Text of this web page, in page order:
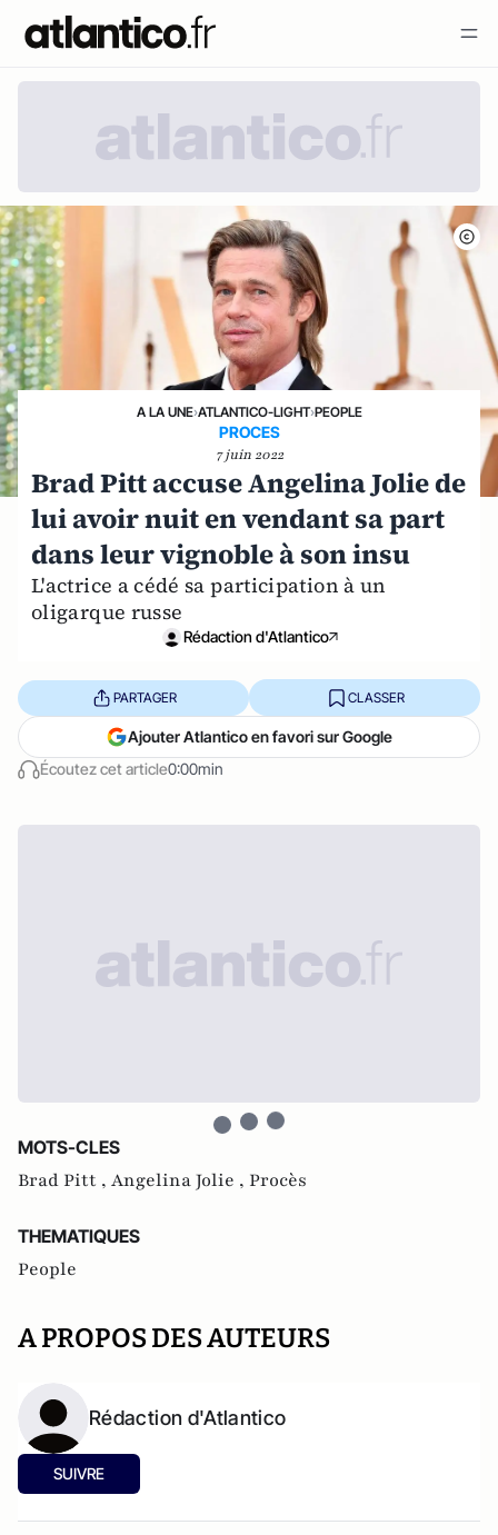
A LA UNE›ATLANTICO-LIGHT›PEOPLE
PROCES
7 juin 2022
Brad Pitt accuse Angelina Jolie de
lui avoir nuit en vendant sa part
dans leur vignoble à son insu
L'actrice a cédé sa participation à un
oligarque russe
Rédaction d'Atlantico
Écoutez cet article0:00min
PARTAGER CLASSER
Ajouter Atlantico en favori sur Google
MOTS-CLES
Brad Pitt , Angelina Jolie , Procès
THEMATIQUES
People
A PROPOS DES AUTEURS
Rédaction d'Atlantico
SUIVRE